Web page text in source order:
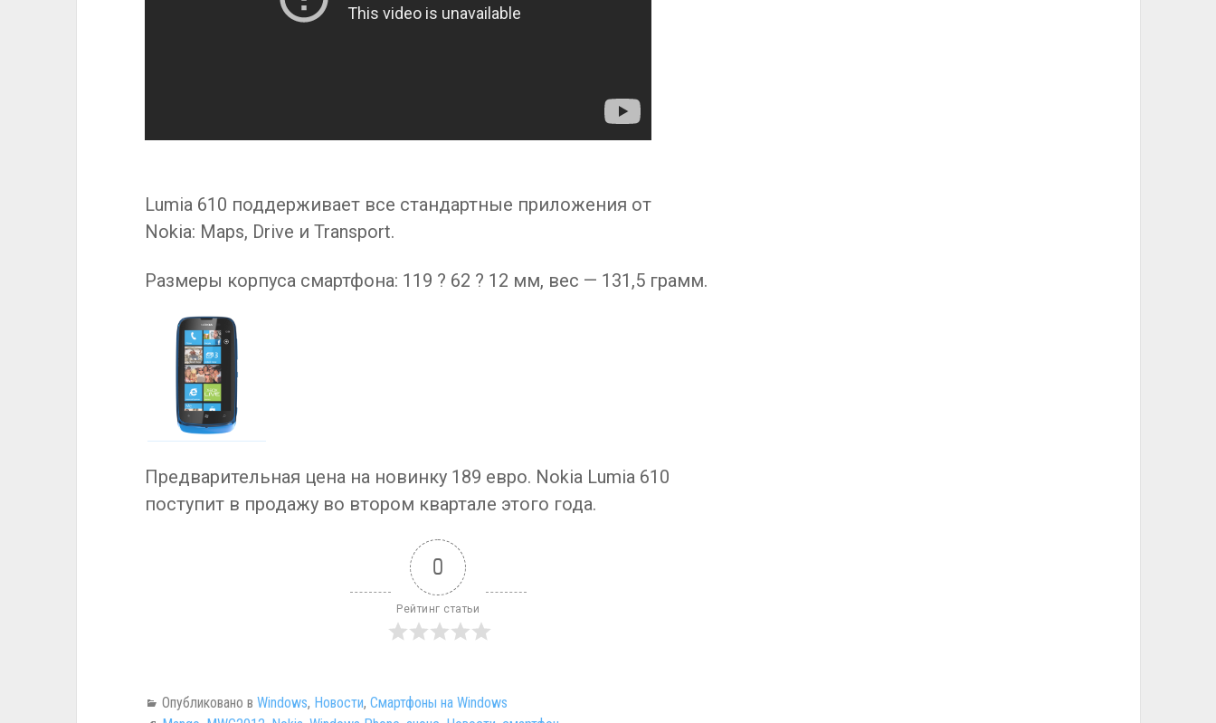
Lumia 610 поддерживает все стандартные приложения от
Nokia: Maps, Drive и Transport.
Размеры корпуса смартфона: 119 ? 62 ? 12 мм, вес — 131,5 грамм.
Предварительная цена на новинку 189 евро. Nokia Lumia 610
поступит в продажу во втором квартале этого года.
0
Рейтинг статьи
Опубликовано в Windows, Новости, Смартфоны на Windows